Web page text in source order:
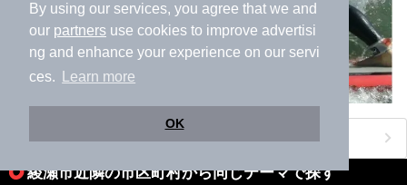
By using our services, you agree that we and
our partners use cookies to improve advertisi
ng and enhance your experience on our servi
ces.
Learn more
OK
綾瀬市近隣の市区町村から同じテーマで探す